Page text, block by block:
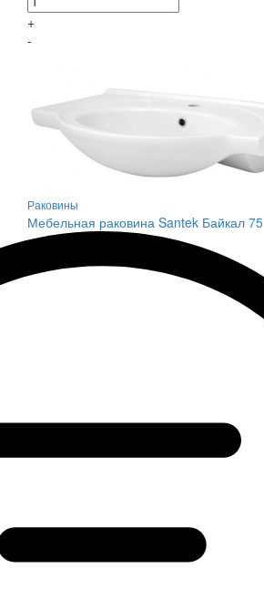
+
-
Раковины
Мебельная раковина Santek Байкал 75